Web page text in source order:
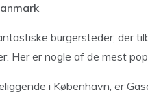
burgersteder, der
Her er nogle af de mest
i København, er